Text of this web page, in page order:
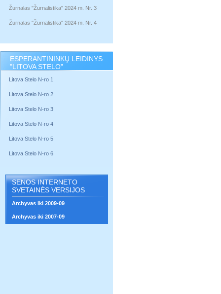
Žurnalas "Žurnalistika" 2024 m. Nr. 3
Žurnalas "Žurnalistika" 2024 m. Nr. 4
ESPERANTININKŲ LEIDINYS
"LITOVA STELO"
Litova Stelo N-ro 1
Litova Stelo N-ro 2
Litova Stelo N-ro 3
Litova Stelo N-ro 4
Litova Stelo N-ro 5
Litova Stelo N-ro 6
SENOS INTERNETO
SVETAINĖS VERSIJOS
Archyvas iki 2009-09
Archyvas iki 2007-09